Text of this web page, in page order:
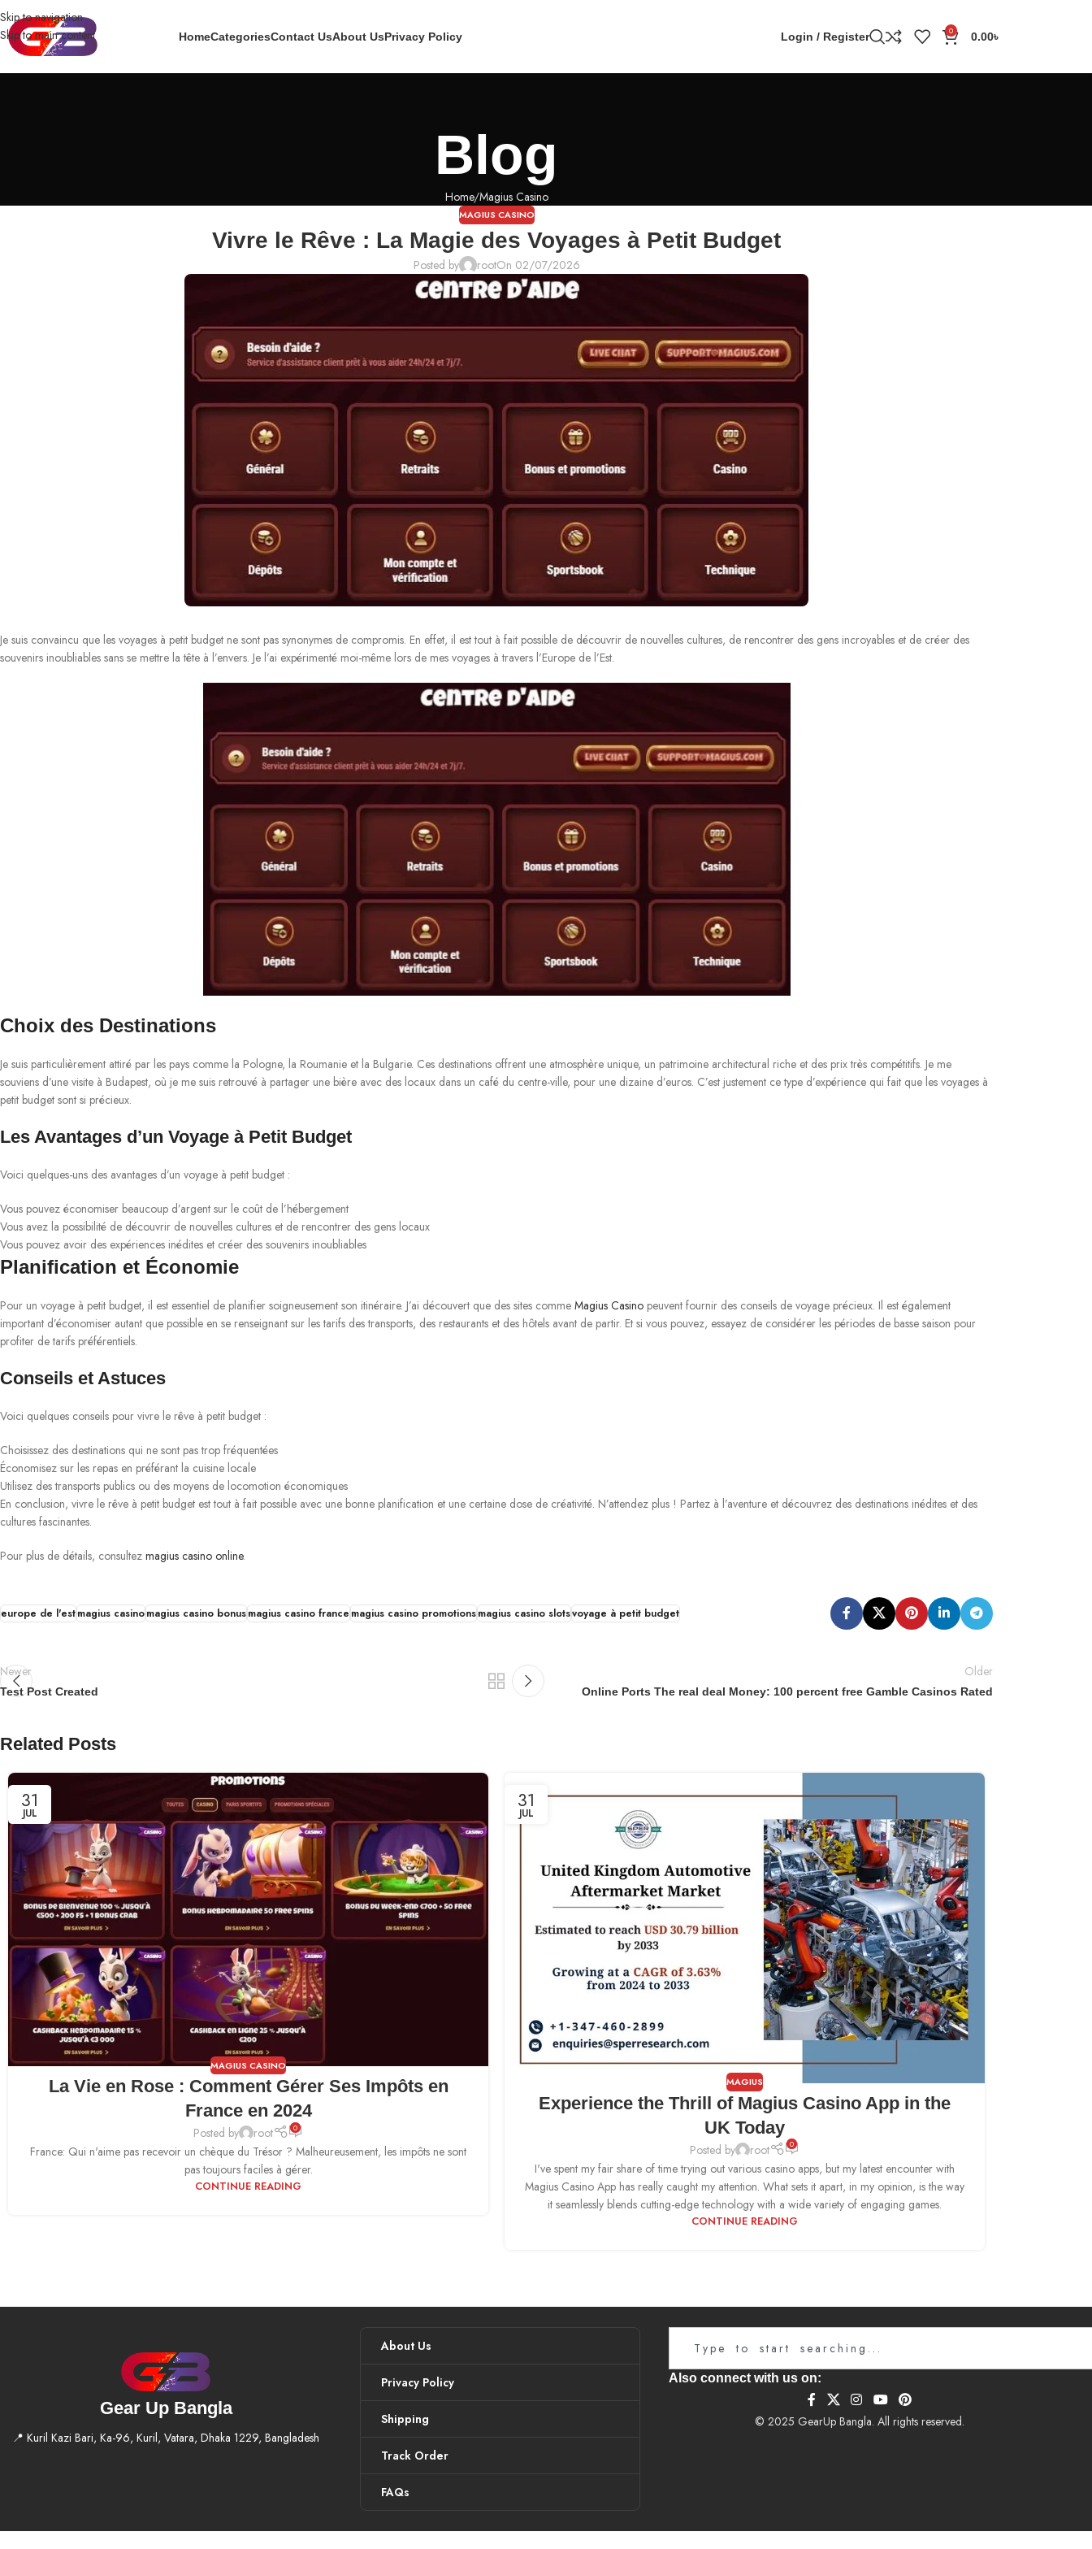
Skip to navigation
Skip to main content
HomeCategoriesContact UsAbout UsPrivacy Policy Login / Register 0 0.00৳
Blog
Home Magius Casino
MAGIUS CASINO
Vivre le Rêve : La Magie des Voyages à Petit Budget
Posted by rootOn 02/07/2026
Je suis convaincu que les voyages à petit budget ne sont pas synonymes de compromis. En effet, il est tout à fait possible de découvrir de nouvelles cultures, de rencontrer des gens incroyables et de créer des
souvenirs inoubliables sans se mettre la tête à l’envers. Je l’ai expérimenté moi-même lors de mes voyages à travers l’Europe de l’Est.
Choix des Destinations
Je suis particulièrement attiré par les pays comme la Pologne, la Roumanie et la Bulgarie. Ces destinations offrent une atmosphère unique, un patrimoine architectural riche et des prix très compétitifs. Je me
souviens d’une visite à Budapest, où je me suis retrouvé à partager une bière avec des locaux dans un café du centre-ville, pour une dizaine d’euros. C’est justement ce type d’expérience qui fait que les voyages à
petit budget sont si précieux.
Les Avantages d’un Voyage à Petit Budget
Voici quelques-uns des avantages d’un voyage à petit budget :
Vous pouvez économiser beaucoup d’argent sur le coût de l’hébergement
Vous avez la possibilité de découvrir de nouvelles cultures et de rencontrer des gens locaux
Vous pouvez avoir des expériences inédites et créer des souvenirs inoubliables
Planification et Économie
Pour un voyage à petit budget, il est essentiel de planifier soigneusement son itinéraire. J’ai découvert que des sites comme Magius Casino peuvent fournir des conseils de voyage précieux. Il est également
important d’économiser autant que possible en se renseignant sur les tarifs des transports, des restaurants et des hôtels avant de partir. Et si vous pouvez, essayez de considérer les périodes de basse saison pour
profiter de tarifs préférentiels.
Conseils et Astuces
Voici quelques conseils pour vivre le rêve à petit budget :
Choisissez des destinations qui ne sont pas trop fréquentées
Économisez sur les repas en préférant la cuisine locale
Utilisez des transports publics ou des moyens de locomotion économiques
En conclusion, vivre le rêve à petit budget est tout à fait possible avec une bonne planification et une certaine dose de créativité. N’attendez plus ! Partez à l’aventure et découvrez des destinations inédites et des
cultures fascinantes.
Pour plus de détails, consultez magius casino online.
europe de l'estmagius casinomagius casino bonusmagius casino francemagius casino promotionsmagius casino slotsvoyage à petit budget
Newer
Test Post Created
Older
Online Ports The real deal Money: 100 percent free Gamble Casinos Rated
Related Posts
31
JUL
MAGIUS CASINO
La Vie en Rose : Comment Gérer Ses Impôts en
France en 2024
Posted by root 0
France: Qui n'aime pas recevoir un chèque du Trésor ? Malheureusement, les impôts ne sont
pas toujours faciles à gérer.
CONTINUE READING
31
JUL
MAGIUS
Experience the Thrill of Magius Casino App in the
UK Today
Posted by root 0
I've spent my fair share of time trying out various casino apps, but my latest encounter with
Magius Casino App has really caught my attention. What sets it apart, in my opinion, is the way
it seamlessly blends cutting-edge technology with a wide variety of engaging games.
CONTINUE READING
Gear Up Bangla
📍 Kuril Kazi Bari, Ka-96, Kuril, Vatara, Dhaka 1229, Bangladesh
About Us
Privacy Policy
Shipping
Track Order
FAQs
Also connect with us on:
© 2025 GearUp Bangla. All rights reserved.